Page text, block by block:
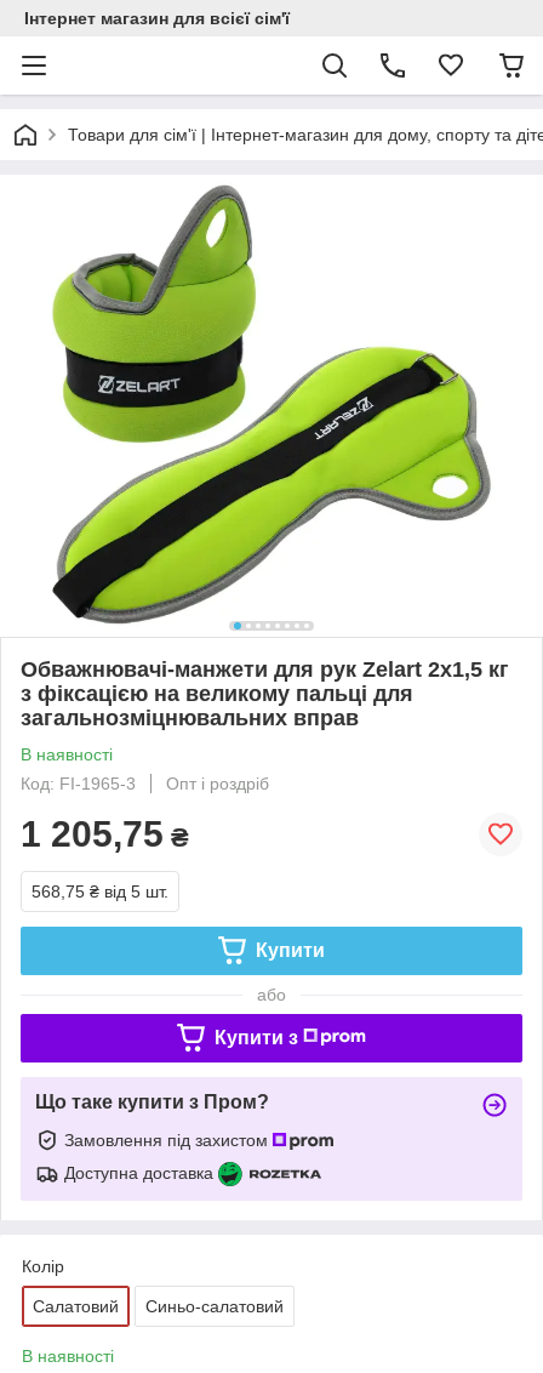
Інтернет магазин для всієї сім'ї
Товари для сім'ї | Інтернет-магазин для дому, спорту та
Обважнювачі-манжети для рук Zelart 2x1,5 кг
з фіксацією на великому пальці для
загальнозміцнювальних вправ
В наявності
Код: FI-1965-3
Опт і роздріб
1 205,75 ₴
568,75 ₴ від 5 шт.
Купити
або
Купити з
Що таке купити з Пром?
Замовлення під захистом
Доступна доставка
Колір
Салатовий Синьо-салатовий
В наявності